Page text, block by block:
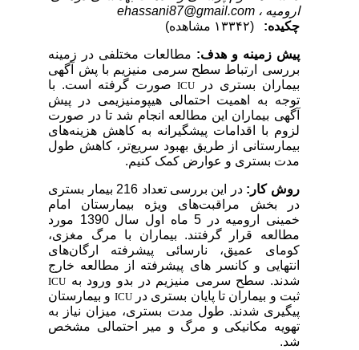
ارومیه ، ehassani87@gmail.com
چکیده:
پیش زمینه و هدف:مطالعات مختلفی در زمینه
بررسی ارتباط سطح سرمی منیزیم با پش آگهی
بیماران بستری در ICUصورت گرفته است. با
توجه به اهمیت احتمالی هیپومنیزیمی در پیش
آگهی بیماران این مطالعه انجام شد تا در صورت
لزوم با اقدامات پیشگیرانه به کاهش هزینه‌های
بیمارستانی از طریق بهبود سریع‌تر، کاهش طول
مدت بستری و عوارض کمک کنیم.
روش کار:
در این بررسی تعداد 216 بیمار بستری
در بخش مراقبت‌های ویژه بیمارستان امام
خمینی ارومیه در 5 ماه اول سال 1390 مورد
مطالعه قرار گرفتند. بیماران با مرگ مغزی،
کومای عمیق، نارسائی پیشرفته ارگان‌های
انتهایی و کانسر های پیشرفته از مطالعه خارج
شدند. سطح سرمی منیزیم در بدو ورود بهICU
ثبت و بیماران تا پایان بستری درICUو بیمارستان
پیگیری شدند. طول مدت بستری، میزان نیاز به
تهویه مکانیکی و مرگ و میر احتمالی مشخص
شد.